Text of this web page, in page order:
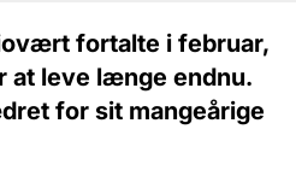
fortalte i februar,
at leve længe endnu.
for sit mangeårige